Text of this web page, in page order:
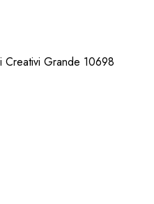
Creativi Grande 10698